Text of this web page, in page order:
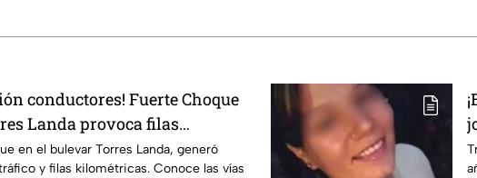
conductores! Fuerte Choque
Landa provoca filas
a esta altura
en el bulevar Torres Landa, generó
y filas kilométricas. Conoce las vías